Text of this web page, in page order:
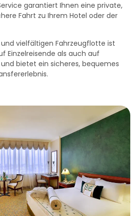
garantiert Ihnen eine private,
Fahrt zu Ihrem Hotel oder der
vielfältigen Fahrzeugflotte ist
Einzelreisende als auch auf
bietet ein sicheres, bequemes